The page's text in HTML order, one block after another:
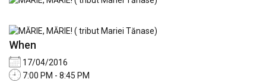
When
17/04/2016
7:00 PM - 8:45 PM